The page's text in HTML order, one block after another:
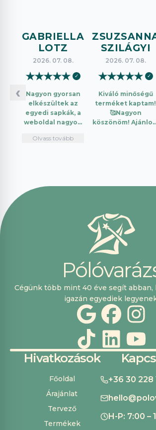
‹
GABRIELLA
LOTZ
2026. 07. 08.
★★★★★ ✓
Nagyon gyorsan
elkészültek az
egyedi sapkák, a
weboldal nagyon
használni.
fogok innen
Olvass tovább
SZILÁGYI
2026. 07. 08.
★★★★★ ✓
Kiváló minőségű
terméket kaptam!
🥰Nagyon
köszönöm!
Pólóvaráz
Cégünk több mint 40 éve segít abban,
igazán egyediek
Hivatkozások
Főoldal
Árajánlat
Tervező
Termékek
+36 30 228
H-P: 7:00 –